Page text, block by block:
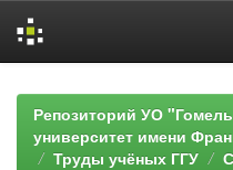
navigationРепозиторий УО
университет имени
Труды учёных ГГУ